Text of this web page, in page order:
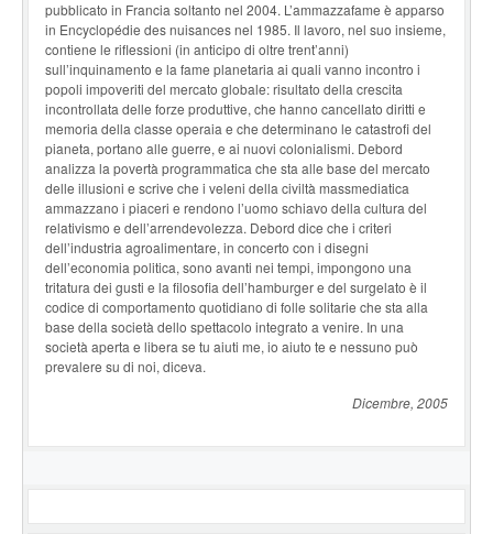
pubblicato in Francia soltanto nel 2004. L’ammazzafame è apparso
in Encyclopédie des nuisances nel 1985. Il lavoro, nel suo insieme,
contiene le riflessioni (in anticipo di oltre trent’anni)
sull’inquinamento e la fame planetaria ai quali vanno incontro i
popoli impoveriti del mercato globale: risultato della crescita
incontrollata delle forze produttive, che hanno cancellato diritti e
memoria della classe operaia e che determinano le catastrofi del
pianeta, portano alle guerre, e ai nuovi colonialismi. Debord
analizza la povertà programmatica che sta alle base del mercato
delle illusioni e scrive che i veleni della civiltà massmediatica
ammazzano i piaceri e rendono l’uomo schiavo della cultura del
relativismo e dell’arrendevolezza. Debord dice che i criteri
dell’industria agroalimentare, in concerto con i disegni
dell’economia politica, sono avanti nei tempi, impongono una
tritatura dei gusti e la filosofia dell’hamburger e del surgelato è il
codice di comportamento quotidiano di folle solitarie che sta alla
base della società dello spettacolo integrato a venire. In una
società aperta e libera se tu aiuti me, io aiuto te e nessuno può
prevalere su di noi, diceva.
Dicembre, 2005